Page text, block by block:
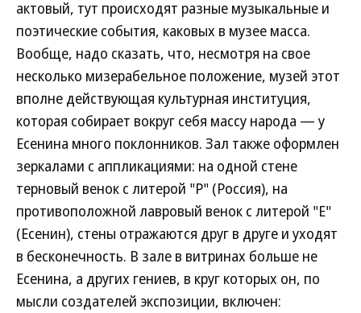
актовый, тут происходят разные музыкальные и
поэтические события, каковых в музее масса.
Вообще, надо сказать, что, несмотря на свое
несколько мизерабельное положение, музей этот
вполне действующая культурная институция,
которая собирает вокруг себя массу народа — у
Есенина много поклонников. Зал также оформлен
зеркалами с аппликациями: на одной стене
терновый венок с литерой "Р" (Россия), на
противоположной лавровый венок с литерой "Е"
(Есенин), стены отражаются друг в друге и уходят
в бесконечность. В зале в витринах больше не
Есенина, а других гениев, в круг которых он, по
мысли создателей экспозиции, включен: